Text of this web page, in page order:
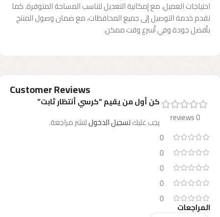
احتياجات العميل، مع إمكانية التعديل لتناسب المساحة المتوفرة. كما
نقدم خدمة التوصيل إلى جميع المحافظات، مع ضمان وصول المنتج
بأفضل جودة وفي أسرع وقت ممكن.
Customer Reviews
0 reviews
0
0
0
0
0
المراجعات
كن أول من يقيم “كرسي أنتظار ثابت”
يجب عليكتسجيل الدخوللنشر مراجعة.